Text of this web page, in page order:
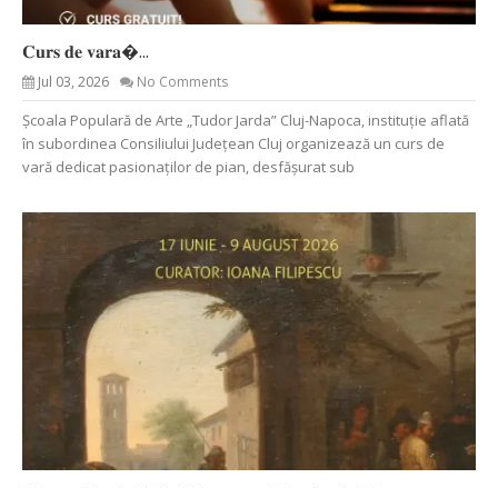
𝐂𝐮𝐫𝐬 𝐝𝐞 𝐯𝐚𝐫𝐚�...
Jul 03, 2026 No Comments
Școala Populară de Arte „Tudor Jarda” Cluj-Napoca, instituție aflată
în subordinea Consiliului Județean Cluj organizează un curs de
vară dedicat pasionaților de pian, desfășurat sub